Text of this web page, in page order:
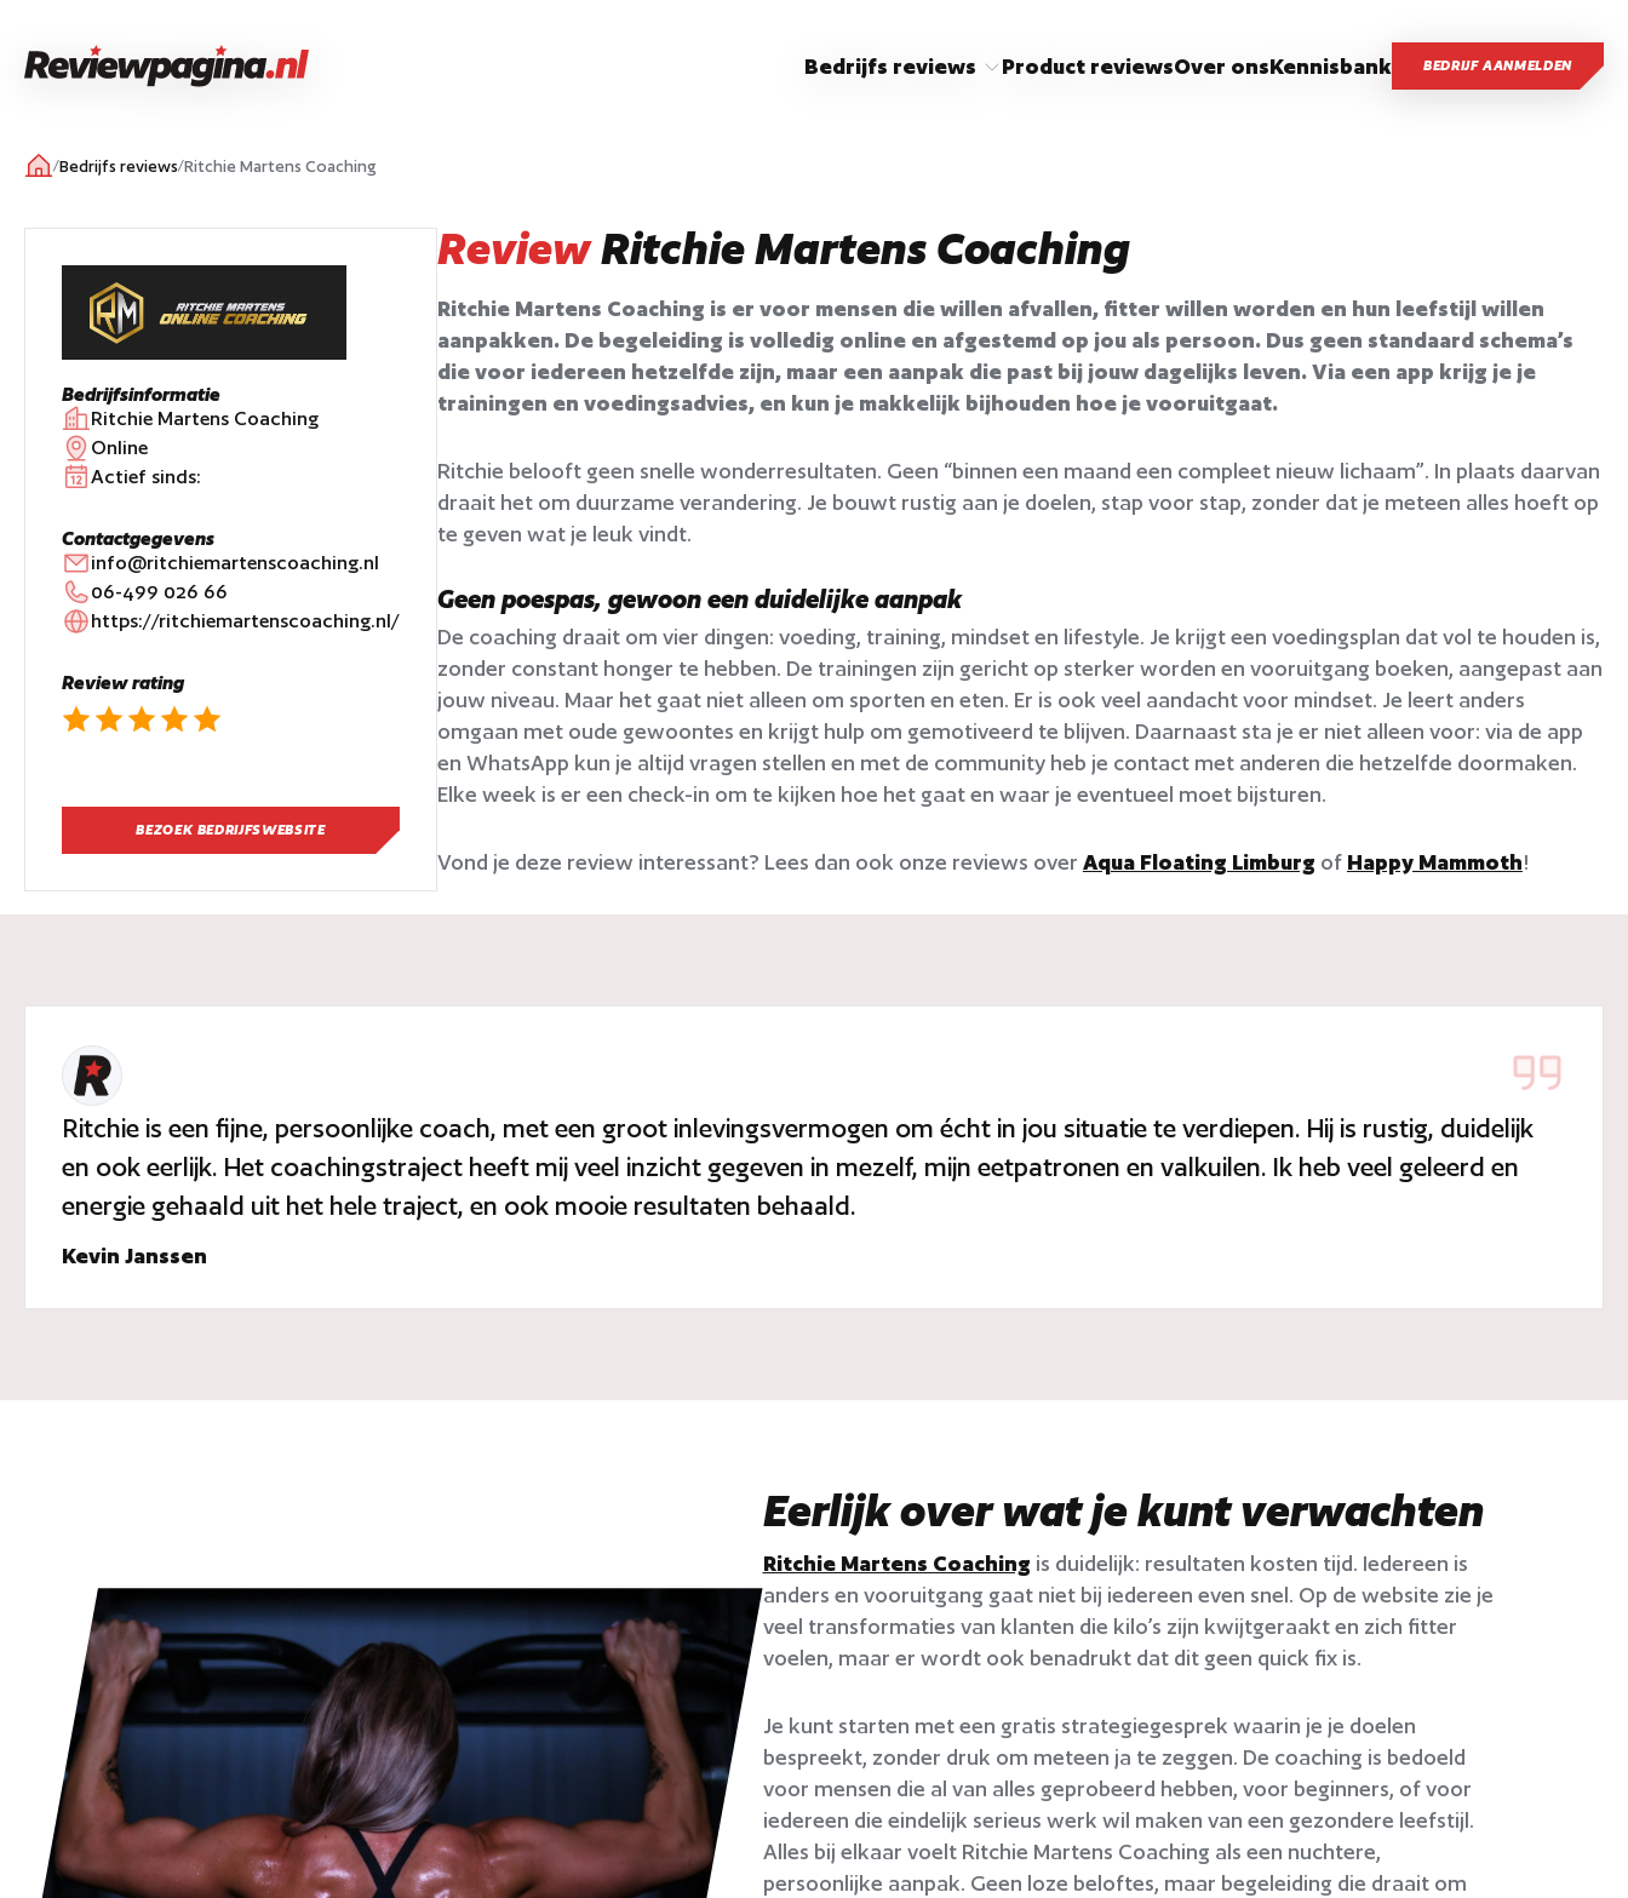
Bedrijfs reviews Product reviewsOver onsKennisbank BEDRIJF AANMELDEN
/Bedrijfs reviews/Ritchie Martens Coaching
Bedrijfsinformatie
Ritchie Martens Coaching
Online
Actief sinds:
Contactgegevens
info@ritchiemartenscoaching.nl
06-499 026 66
https://ritchiemartenscoaching.nl/
Review rating
BEZOEK BEDRIJFSWEBSITE
ReviewRitchie Martens Coaching
Ritchie Martens Coaching is er voor mensen die willen afvallen, fitter willen worden en hun leefstijl willen
aanpakken. De begeleiding is volledig online en afgestemd op jou als persoon. Dus geen standaard schema’s
die voor iedereen hetzelfde zijn, maar een aanpak die past bij jouw dagelijks leven. Via een app krijg je je
trainingen en voedingsadvies, en kun je makkelijk bijhouden hoe je vooruitgaat.
Ritchie belooft geen snelle wonderresultaten. Geen “binnen een maand een compleet nieuw lichaam”. In plaats daarvan
draait het om duurzame verandering. Je bouwt rustig aan je doelen, stap voor stap, zonder dat je meteen alles hoeft op
te geven wat je leuk vindt.
Geen poespas, gewoon een duidelijke aanpak
De coaching draait om vier dingen: voeding, training, mindset en lifestyle. Je krijgt een voedingsplan dat vol te houden is,
zonder constant honger te hebben. De trainingen zijn gericht op sterker worden en vooruitgang boeken, aangepast aan
jouw niveau. Maar het gaat niet alleen om sporten en eten. Er is ook veel aandacht voor mindset. Je leert anders
omgaan met oude gewoontes en krijgt hulp om gemotiveerd te blijven. Daarnaast sta je er niet alleen voor: via de app
en WhatsApp kun je altijd vragen stellen en met de community heb je contact met anderen die hetzelfde doormaken.
Elke week is er een check-in om te kijken hoe het gaat en waar je eventueel moet bijsturen.
Vond je deze review interessant? Lees dan ook onze reviews over Aqua Floating Limburg of Happy Mammoth!
Ritchie is een fijne, persoonlijke coach, met een groot inlevingsvermogen om écht in jou situatie te verdiepen. Hij is rustig, duidelijk
en ook eerlijk. Het coachingstraject heeft mij veel inzicht gegeven in mezelf, mijn eetpatronen en valkuilen. Ik heb veel geleerd en
energie gehaald uit het hele traject, en ook mooie resultaten behaald.
Kevin Janssen
Eerlijk over wat je kunt verwachten
Ritchie Martens Coaching is duidelijk: resultaten kosten tijd. Iedereen is
anders en vooruitgang gaat niet bij iedereen even snel. Op de website zie je
veel transformaties van klanten die kilo’s zijn kwijtgeraakt en zich fitter
voelen, maar er wordt ook benadrukt dat dit geen quick fix is.
Je kunt starten met een gratis strategiegesprek waarin je je doelen
bespreekt, zonder druk om meteen ja te zeggen. De coaching is bedoeld
voor mensen die al van alles geprobeerd hebben, voor beginners, of voor
iedereen die eindelijk serieus werk wil maken van een gezondere leefstijl.
Alles bij elkaar voelt Ritchie Martens Coaching als een nuchtere,
persoonlijke aanpak. Geen loze beloftes, maar begeleiding die draait om